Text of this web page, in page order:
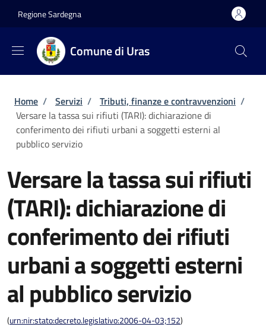
Regione Sardegna
Comune di Uras
Briciole di pane
Home / Servizi / Tributi, finanze e contravvenzioni /
Versare la tassa sui rifiuti (TARI): dichiarazione di
conferimento dei rifiuti urbani a soggetti esterni al
pubblico servizio
Versare la tassa sui rifiuti
(TARI): dichiarazione di
conferimento dei rifiuti
urbani a soggetti esterni
al pubblico servizio
(urn:nir:stato:decreto.legislativo:2006-04-03;152)